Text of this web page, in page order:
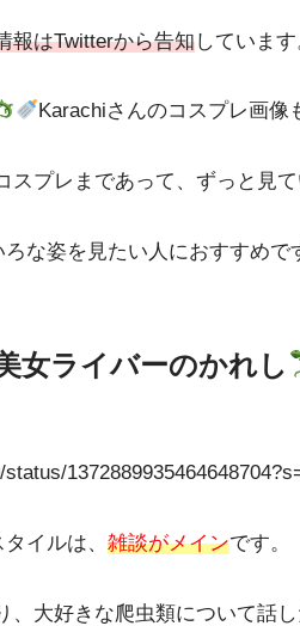
報はTwitterから告知しています
Karachiさんのコスプレ画像
プレまであって、ずっと見て
な姿を見たい人におすすめで
女ライバーのかれし
イルは、 雑談がメインです。
、大好きな爬虫類について話